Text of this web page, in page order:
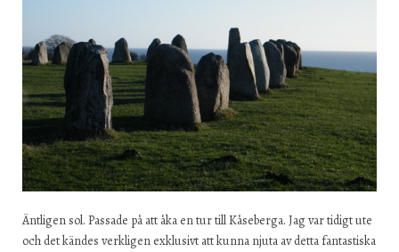
Äntligen sol. Passade på att åka en tur till Kåseberga. Jag var tidigt ute
och det kändes verkligen exklusivt att kunna njuta av detta fantastiska